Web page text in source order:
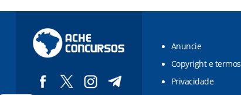
Anuncie
Copyright e termos
Privacidade